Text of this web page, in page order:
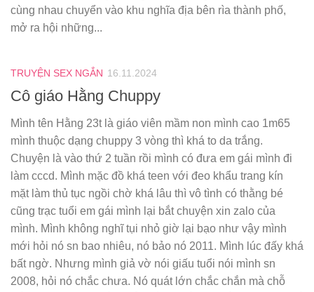
cùng nhau chuyển vào khu nghĩa địa bên rìa thành phố,
mở ra hội những...
TRUYỆN SEX NGẮN 16.11.2024
Cô giáo Hằng Chuppy
Mình tên Hằng 23t là giáo viên mầm non mình cao 1m65
mình thuộc dạng chuppy 3 vòng thì khá to da trắng.
Chuyện là vào thứ 2 tuần rồi mình có đưa em gái mình đi
làm cccd. Mình mặc đồ khá teen với đeo khẩu trang kín
mặt làm thủ tục ngồi chờ khá lâu thì vô tình có thằng bé
cũng trạc tuổi em gái mình lại bắt chuyện xin zalo của
mình. Mình không nghĩ tụi nhỏ giờ lại bạo như vậy mình
mới hỏi nó sn bao nhiêu, nó bảo nó 2011. Mình lúc đấy khá
bất ngờ. Nhưng mình giả vờ nói giấu tuổi nói mình sn
2008, hỏi nó chắc chưa. Nó quát lớn chắc chắn mà chỗ